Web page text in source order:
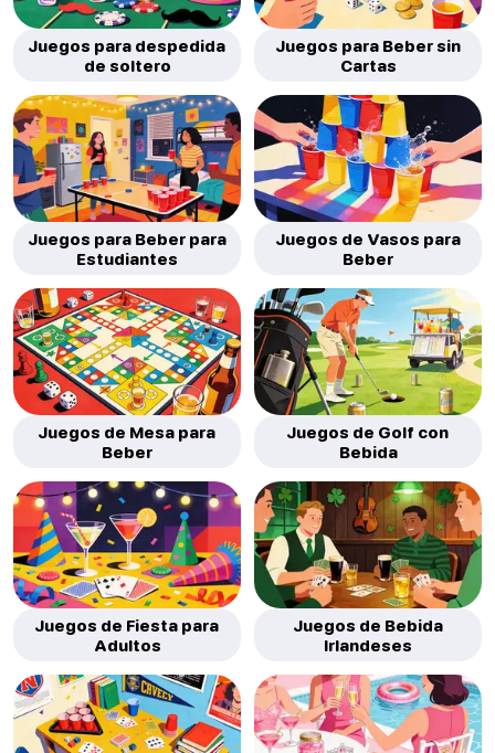
Juegos para despedida
de soltero
Juegos para Beber sin
Cartas
Juegos para Beber para
Estudiantes
Juegos de Vasos para
Beber
Juegos de Mesa para
Beber
Juegos de Golf con
Bebida
Juegos de Fiesta para
Adultos
Juegos de Bebida
Irlandeses